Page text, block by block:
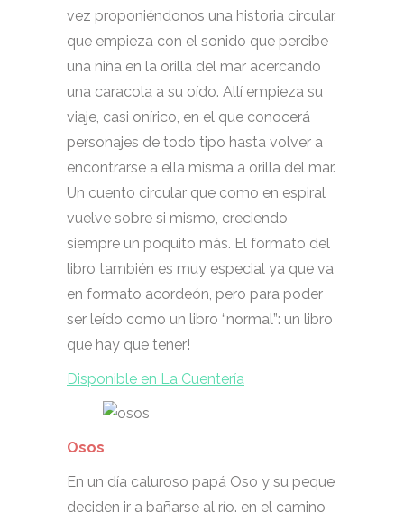
vez proponiéndonos una historia circular,
que empieza con el sonido que percibe
una niña en la orilla del mar acercando
una caracola a su oído. Allí empieza su
viaje, casi onírico, en el que conocerá
personajes de todo tipo hasta volver a
encontrarse a ella misma a orilla del mar.
Un cuento circular que como en espiral
vuelve sobre si mismo, creciendo
siempre un poquito más. El formato del
libro también es muy especial ya que va
en formato acordeón, pero para poder
ser leído como un libro “normal”: un libro
que hay que tener!
Disponible en La Cuentería
Osos
En un día caluroso papá Oso y su peque
deciden ir a bañarse al río. en el camino